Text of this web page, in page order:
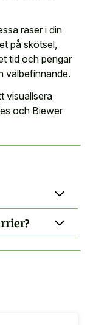
raser i din
på skötsel,
tid och pengar
välbefinnande.
visualisera
och Biewer